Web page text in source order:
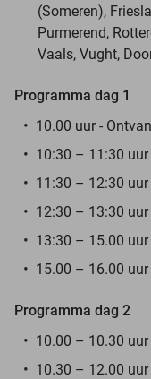
(Someren),
Purmerend,
Vaals, Vught,
Programma dag 1
10.00 uur -
10:30 – 11:30
11:30 – 12:30
12:30 – 13:30
13:30 – 15.00
15.00 – 16.00
Programma dag 2
10.00 – 10.30
10.30 – 12.00